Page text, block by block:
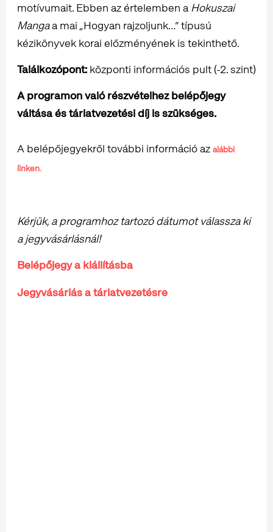
motívumait. Ebben az értelemben aHokuszai
Mangaa mai „Hogyan rajzoljunk…” típusú
kézikönyvek korai előzményének is tekinthető.
Találkozópont: központi információs pult (-2. szint)
A programon való részvételhez belépőjegy
váltása és tárlatvezetési díj is szükséges.
A belépőjegyekről további információ az alábbi
linken.
Kérjük, a programhoz tartozó dátumot válassza ki
a jegyvásárlásnál!
Belépőjegy a kiállításba
Jegyvásárlás a tárlatvezetésre